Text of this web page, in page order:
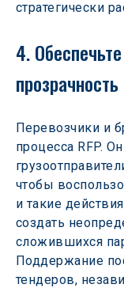
стратегически
4.
прозрачность
Перевозчики и
процесса RFP.
чтобы
и такие
создать
сложившихся
Поддержание
тендеров,